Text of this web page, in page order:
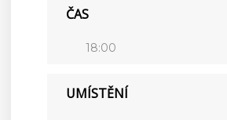
ČAS
18:00
UMÍSTĚNÍ